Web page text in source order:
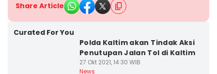
Share Article
Curated For You
Polda Kaltim akan Tindak Aksi
Penutupan Jalan Tol di Kaltim
27 Okt 2021, 14:30 WIB
News